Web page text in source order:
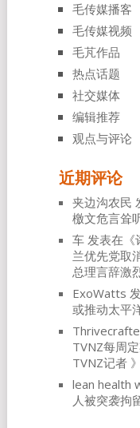
毛传媒播客
毛传媒视频
毛芃作品
热点话题
社交媒体
编辑推荐
观点与评论
近期评论
夹边沟农民
檄文危言耸
车发表在《
兰优先党取
总理言辞激
ExoWatts
或推动太平
TVNZ每周
TVNZ记者 》
lean health
人被突袭拘